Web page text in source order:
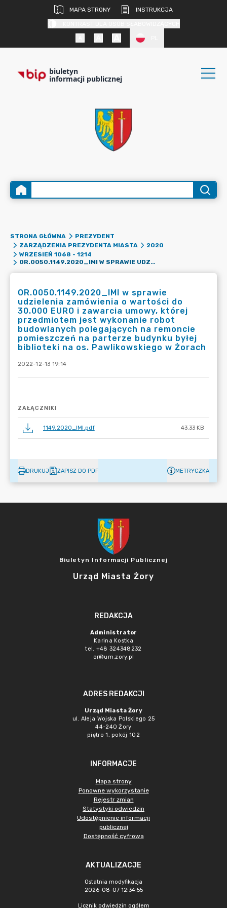
MAPA STRONY
INSTRUKCJA
biuletyn
informacji publicznej
STRONA GŁÓWNA
PREZYDENT
ZARZĄDZENIA PREZYDENTA MIASTA
2020
WRZESIEŃ 1068 - 1214
OR.0050.1149.2020_IMI W SPRAWIE UDZIELENIA ZAMÓWIENIA O WARTOŚCI DO 30.000 EURO I ZAWARCIA UMOWY, KTÓREJ PRZEDMIOTEM JEST WYKONANIE ROBOT BUDOWLANYCH POLEGAJĄCYCH NA REMONCIE POMIESZCZEŃ NA PARTERZE BUDYNKU BYŁEJ BIBLIOTEKI NA OS. PAWLIKOWSKIEGO W ŻORACH
OR.0050.1149.2020_IMI w sprawie
udzielenia zamówienia o wartości do
30.000 EURO i zawarcia umowy, której
przedmiotem jest wykonanie robot
budowlanych polegających na remoncie
pomieszczeń na parterze budynku byłej
biblioteki na os. Pawlikowskiego w Żorach
2022-12-13 19:14
ZAŁĄCZNIKI
1149.2020_IMI.pdf 43.33 KB
DRUKUJ ZAPISZ DO PDF METRYCZKA
Biuletyn Informacji Publicznej
Urząd Miasta Żory
REDAKCJA
Administrator
Karina Kostka
tel. +48 324348232
or@um.zory.pl
ADRES REDAKCJI
Urząd Miasta Żory
ul. Aleja Wojska Polskiego 25
44-240 Żory
piętro 1, pokój 102
INFORMACJE
Mapa strony
Ponowne wykorzystanie
Rejestr zmian
Statystyki odwiedzin
Udostępnienie informacji
publicznej
Dostępność cyfrowa
AKTUALIZACJE
Ostatnia modyfikacja
2026-08-07 12:34:55
Licznik odwiedzin ogółem